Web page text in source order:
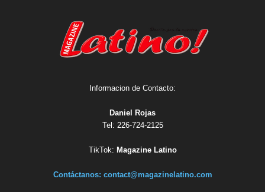
Informacion de Contacto:
Daniel Rojas
Tel: 226-724-2125
TikTok: Magazine Latino
Contáctanos: contact@magazinelatino.com